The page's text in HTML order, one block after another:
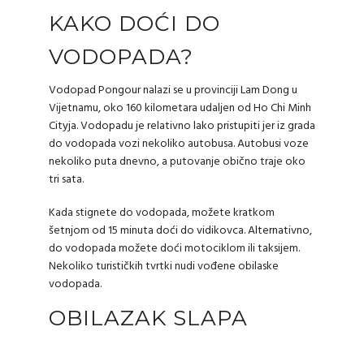
KAKO DOĆI DO
VODOPADA?
Vodopad Pongour nalazi se u provinciji Lam Dong u
Vijetnamu, oko 160 kilometara udaljen od Ho Chi Minh
Cityja. Vodopadu je relativno lako pristupiti jer iz grada
do vodopada vozi nekoliko autobusa. Autobusi voze
nekoliko puta dnevno, a putovanje obično traje oko
tri sata.
Kada stignete do vodopada, možete kratkom
šetnjom od 15 minuta doći do vidikovca. Alternativno,
do vodopada možete doći motociklom ili taksijem.
Nekoliko turističkih tvrtki nudi vođene obilaske
vodopada.
OBILAZAK SLAPA